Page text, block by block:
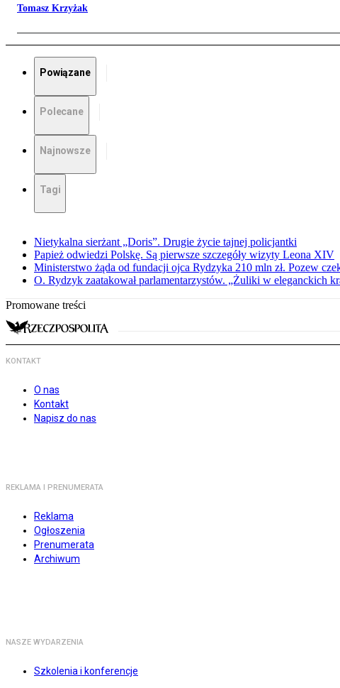
Tomasz Krzyżak
Powiązane
Polecane
Najnowsze
Tagi
Nietykalna sierżant „Doris”. Drugie życie tajnej policjantki
Papież odwiedzi Polskę. Są pierwsze szczegóły wizyty Leona XIV
Ministerstwo żąda od fundacji ojca Rydzyka 210 mln zł. Pozew
O. Rydzyk zaatakował parlamentarzystów. „Żuliki w eleganckich
Promowane treści
KONTAKT
O nas
Kontakt
Napisz do nas
REKLAMA I PRENUMERATA
Reklama
Ogłoszenia
Prenumerata
Archiwum
NASZE WYDARZENIA
Szkolenia i konferencje